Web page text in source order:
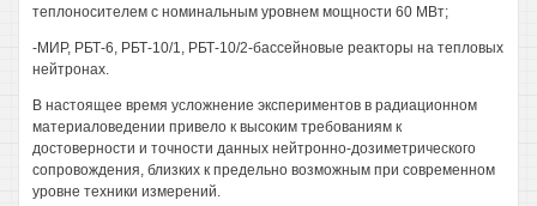
теплоносителем с номинальным уровнем мощности 60 МВт;
-МИР, РБТ-6, РБТ-10/1, РБТ-10/2-бассейновые реакторы на тепловых
нейтронах.
В настоящее время усложнение экспериментов в радиационном
материаловедении привело к высоким требованиям к
достоверности и точности данных нейтронно-дозиметрического
сопровождения, близких к предельно возможным при современном
уровне техники измерений.